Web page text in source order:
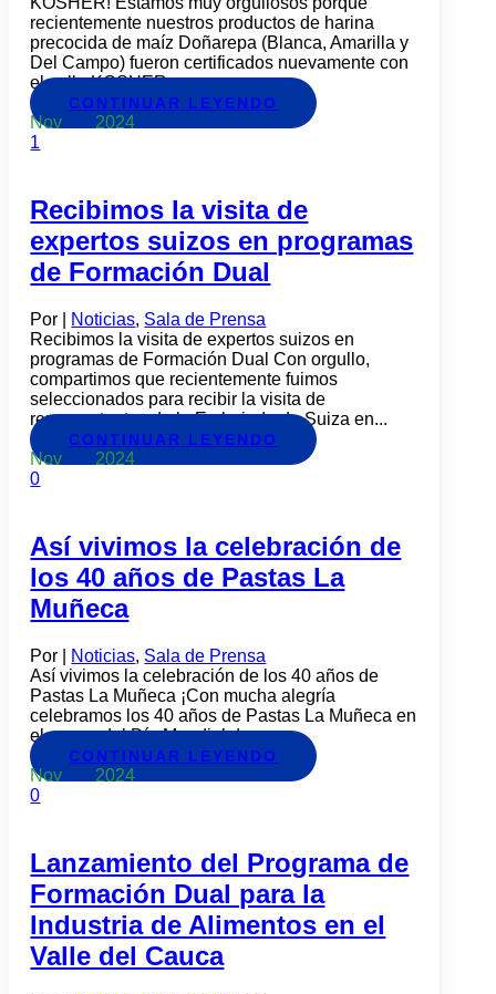
recientemente nuestros productos de harina
precocida de maíz Doñarepa (Blanca, Amarilla y
Del Campo) fueron certificados nuevamente con
el sello KOSHER,...
CONTINUAR LEYENDO
Nov
2024
1
Recibimos la visita de
expertos suizos en programas
de Formación Dual
Por Noticias, Sala de Prensa
Recibimos la visita de expertos suizos en
programas de Formación Dual Con orgullo,
compartimos que recientemente fuimos
seleccionados para recibir la visita de
representantes de la Embajada de Suiza en...
CONTINUAR LEYENDO
Nov
2024
0
Así vivimos la celebración de
los 40 años de Pastas La
Muñeca
Por Noticias, Sala de Prensa
Así vivimos la celebración de los 40 años de
Pastas La Muñeca ¡Con mucha alegría
celebramos los 40 años de Pastas La Muñeca en
el marco del Día Mundial de...
CONTINUAR LEYENDO
Nov
2024
0
Lanzamiento del Programa de
Formación Dual para la
Industria de Alimentos en el
Valle del Cauca